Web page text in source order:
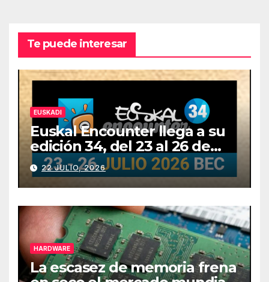
Te puede interesar
EUSKADI
Euskal Encounter llega a su
edición 34, del 23 al 26 de
julio
22 JULIO, 2026
HARDWARE
La escasez de memoria frena